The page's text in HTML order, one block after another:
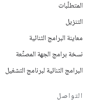
المتطلّبات
التنزيل
معاينة البرامج الثنائية
نسخة برامج الجهة المصنِّعة
البرامج الثنائية لبرنامج التشغيل
التواصل